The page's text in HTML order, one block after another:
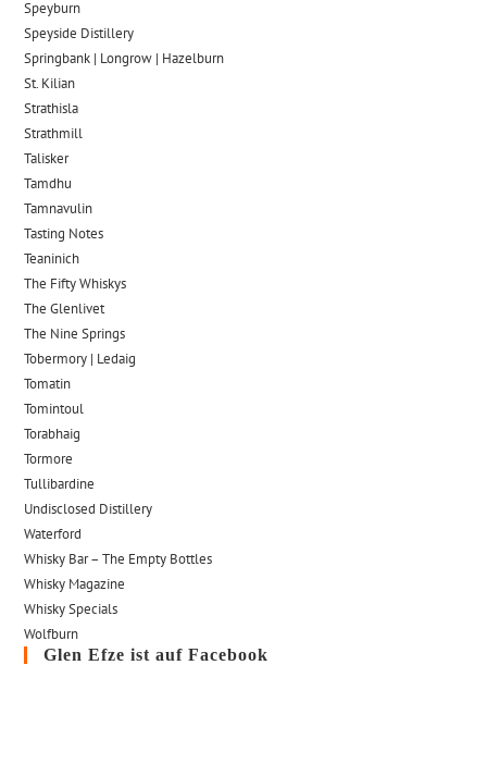
Speyburn
Speyside Distillery
Springbank | Longrow | Hazelburn
St. Kilian
Strathisla
Strathmill
Talisker
Tamdhu
Tamnavulin
Tasting Notes
Teaninich
The Fifty Whiskys
The Glenlivet
The Nine Springs
Tobermory | Ledaig
Tomatin
Tomintoul
Torabhaig
Tormore
Tullibardine
Undisclosed Distillery
Waterford
Whisky Bar – The Empty Bottles
Whisky Magazine
Whisky Specials
Wolfburn
Glen Efze ist auf Facebook